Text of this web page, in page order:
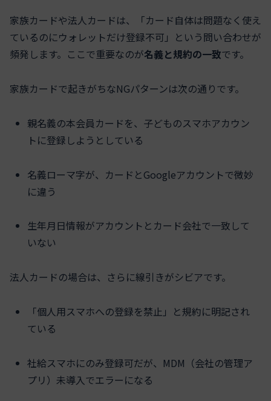
家族カードや法人カードは、「カード自体は問題なく使え
ているのにウォレットだけ登録不可」という問い合わせが
頻発します。ここで重要なのが名義と規約の一致です。
家族カードで起きがちなNGパターンは次の通りです。
親名義の本会員カードを、子どものスマホアカウン
トに登録しようとしている
名義ローマ字が、カードとGoogleアカウントで微妙
に違う
生年月日情報がアカウントとカード会社で一致して
いない
法人カードの場合は、さらに線引きがシビアです。
「個人用スマホへの登録を禁止」と規約に明記され
ている
社給スマホにのみ登録可だが、MDM（会社の管理ア
プリ）未導入でエラーになる